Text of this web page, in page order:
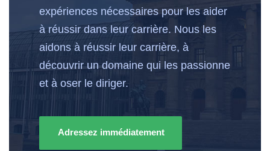
expériences nécessaires pour les aider
à réussir dans leur carrière. Nous les
aidons à réussir leur carrière, à
découvrir un domaine qui les passionne
et à oser le diriger.
Adressez immédiatement